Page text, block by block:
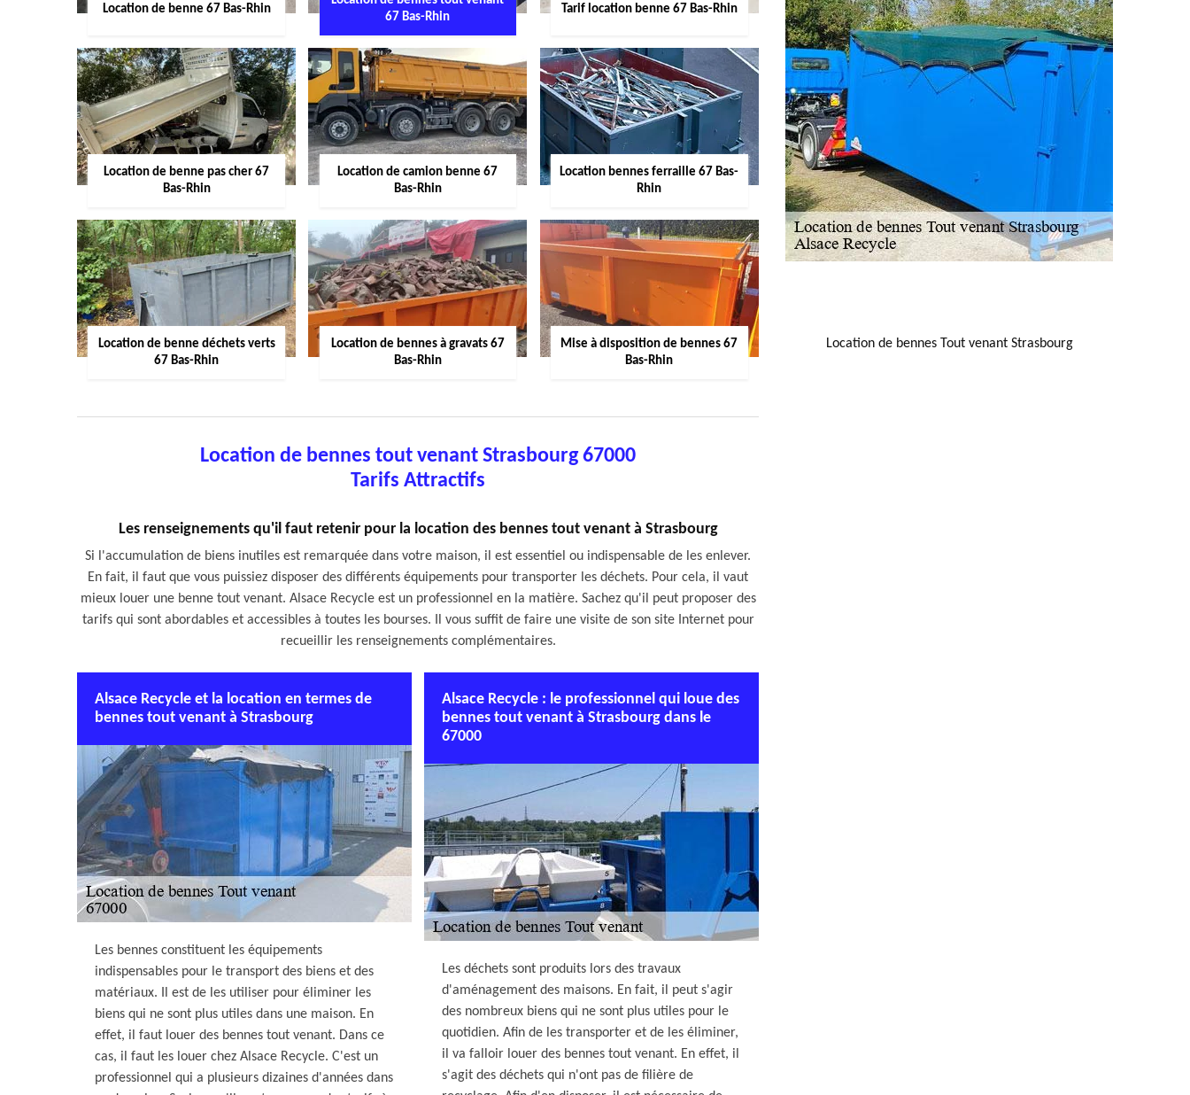
Location de benne 67 Bas-Rhin
67 Bas-Rhin
Tarif location benne 67 Bas-Rhin
Location de benne pas cher 67
Bas-Rhin
Location de camion benne 67
Bas-Rhin
Location bennes ferraille 67 Bas-
Rhin
Location de benne déchets verts
67 Bas-Rhin
Location de bennes à gravats 67
Bas-Rhin
Mise à disposition de bennes 67
Bas-Rhin
Location de bennes tout venant Strasbourg 67000
Tarifs Attractifs
Les renseignements qu'il faut retenir pour la location des bennes tout venant à Strasbourg
Si l'accumulation de biens inutiles est remarquée dans votre maison, il est essentiel ou indispensable de les enlever.
En fait, il faut que vous puissiez disposer des différents équipements pour transporter les déchets. Pour cela, il vaut
mieux louer une benne tout venant. Alsace Recycle est un professionnel en la matière. Sachez qu'il peut proposer des
tarifs qui sont abordables et accessibles à toutes les bourses. Il vous suffit de faire une visite de son site Internet pour
recueillir les renseignements complémentaires.
Alsace Recycle et la location en termes de
bennes tout venant à Strasbourg
Les bennes constituent les équipements
indispensables pour le transport des biens et des
matériaux. Il est de les utiliser pour éliminer les
biens qui ne sont plus utiles dans une maison. En
effet, il faut louer des bennes tout venant. Dans ce
cas, il faut les louer chez Alsace Recycle. C'est un
professionnel qui a plusieurs dizaines d'années dans
Alsace Recycle : le professionnel qui loue des
bennes tout venant à Strasbourg dans le
67000
Les déchets sont produits lors des travaux
d'aménagement des maisons. En fait, il peut s'agir
des nombreux biens qui ne sont plus utiles pour le
quotidien. Afin de les transporter et de les éliminer,
il va falloir louer des bennes tout venant. En effet, il
s'agit des déchets qui n'ont pas de filière de
Location de bennes Tout venant Strasbourg